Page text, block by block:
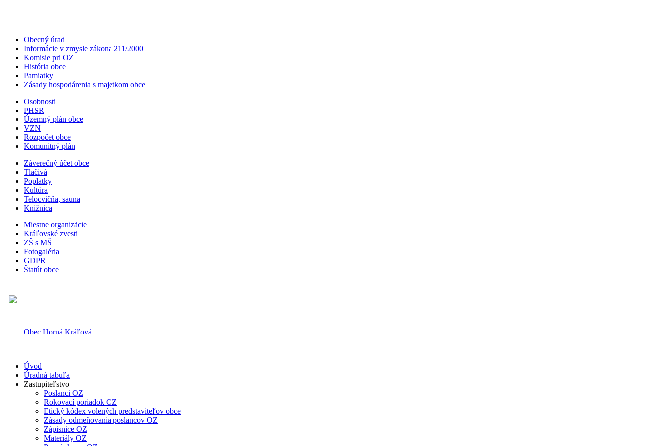
Obecný úrad
Informácie v zmysle zákona 211/2000
Komisie pri OZ
História obce
Pamiatky
Zásady hospodárenia s majetkom obce
Osobnosti
PHSR
Územný plán obce
VZN
Rozpočet obce
Komunitný plán
Záverečný účet obce
Tlačivá
Poplatky
Kultúra
Telocvičňa, sauna
Knižnica
Miestne organizácie
Kráľovské zvesti
ZŠ s MŠ
Fotogaléria
GDPR
Štatút obce
Obec Horná Kráľová
Úvod
Úradná tabuľa
Zastupiteľstvo
Poslanci OZ
Rokovací poriadok OZ
Etický kódex volených predstaviteľov obce
Zásady odmeňovania poslancov OZ
Zápisnice OZ
Materiály OZ